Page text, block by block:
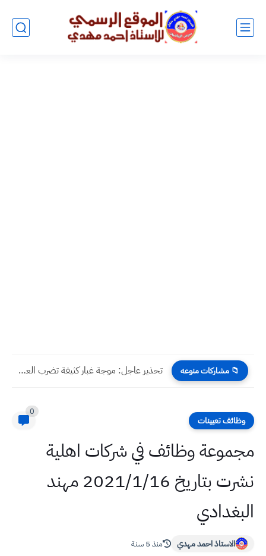
📁 مشاركات منوعه تحذير عاجل: موجة غبار كثيفة تضرب العراق وتخفض الرؤية لأقل...
وظائف تعيينات
0
مجموعة وظائف في شركات اهلية
نشرت بتاريخ 2021/1/16 مهند
البغدادي
الاستاذ احمد مهدي منذ 5 سنة